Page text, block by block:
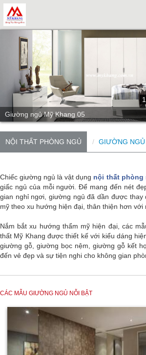
Giường ngủ Mỹ Khang 05
1
NỘI THẤT PHÒNG NGỦ GIƯỜNG NGỦ
Chiếc giường ngủ là vật dụng nội thất phòng
giấc ngủ của mỗi người. Để mang đến nét
gian nghỉ ngơi, giường ngủ đã dần được thay
mỹ theo xu hướng hiện đại, thân thiện hơn với
Nắm bắt xu hướng thẩm mỹ hiện đại, các
thất Mỹ Khang được thiết kế với kiểu dáng
giường gỗ, giường bọc nệm, giường gỗ kết
đến vẻ đẹp và sự tiện nghi cho không gian
CÁC MẪU GIƯỜNG NGỦ NỖI BẬT